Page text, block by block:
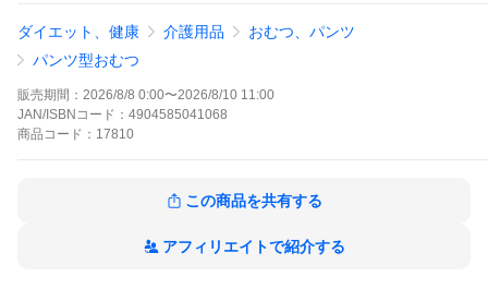
ダイエット、健康 介護用品
おむつ、パンツ
パンツ型おむつ
販売期間： 2026/8/8 0:00〜2026/8/10 11:00
JAN/ISBNコード： 4904585041068
商品 コード： 17810
この商品を共有する
アフィリエイトで紹介する